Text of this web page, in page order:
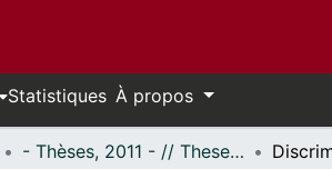
Statistiques À propos
- Thèses, 2011 - // Theses, 2011 -